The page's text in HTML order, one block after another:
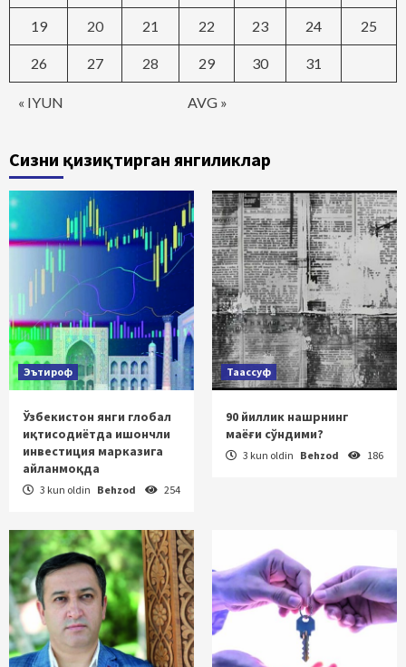
« IYUN AVG »
19 20 21 22 23 24 25
26 27 28 29 30 31
Сизни қизиқтирган янгиликлар
Эътироф
Ўзбекистон янги глобал
иқтисодиётда ишончли
инвестиция марказига
айланмоқда
3 kun oldin Behzod 254
Таассуф
90 йиллик нашрнинг
маёғи сўндими?
3 kun oldin Behzod 186